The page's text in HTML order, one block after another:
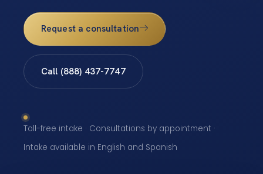
Request a consultation
Call (888) 437-7747
Toll-free intake · Consultations by appointment ·
Intake available in English and Spanish